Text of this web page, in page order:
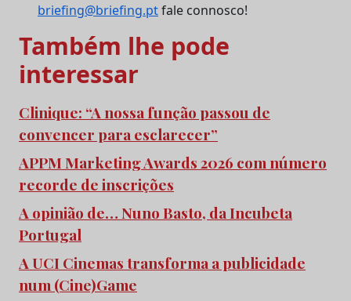
briefing@briefing.ptfale connosco!
Também lhe pode
interessar
Clinique: “A nossa função passou de
convencer para esclarecer”
APPM Marketing Awards 2026 com número
recorde de inscrições
A opinião de… Nuno Basto, da Incubeta
Portugal
A UCI Cinemas transforma a publicidade
num (Cine)Game